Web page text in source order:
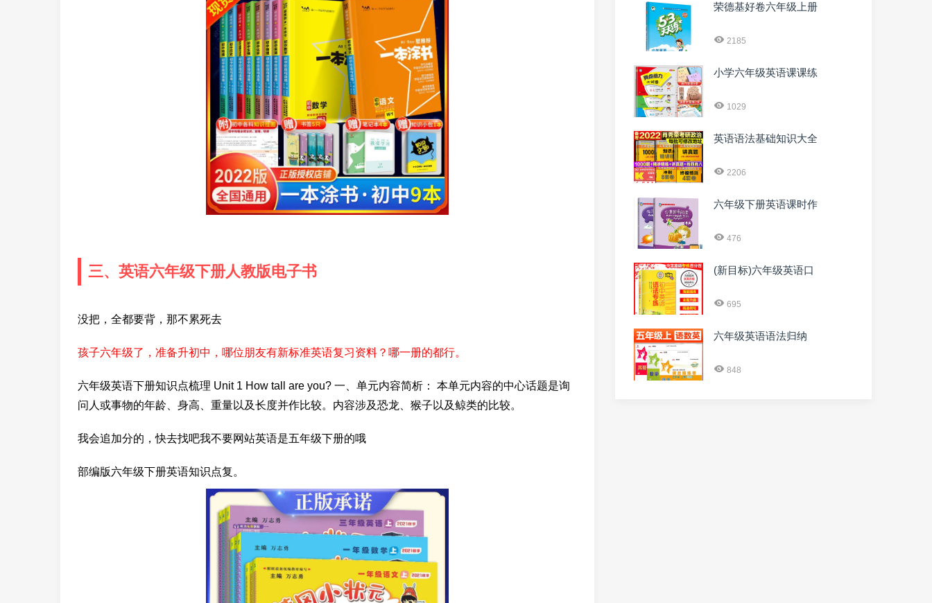
三、英语六年级下册人教版电子书
没把，全都要背，那不累死去
孩子六年级了，准备升初中，哪位朋友有新标准英语复习资料？哪一册的都行。
六年级英语下册知识点梳理 Unit 1 How tall are you? 一、单元内容简析： 本单元内容的中心话题是询
问人或事物的年龄、身高、重量以及长度并作比较。内容涉及恐龙、猴子以及鲸类的比较。
我会追加分的，快去找吧我不要网站英语是五年级下册的哦
部编版六年级下册英语知识点复。
荣德基好卷六年级上册
2185
小学六年级英语课课练
1029
英语语法基础知识大全
2206
六年级下册英语课时作
476
(新目标)六年级英语口
695
六年级英语语法归纳
848